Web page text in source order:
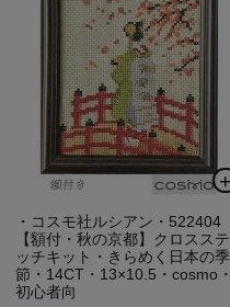
・コスモ社ルシアン・522404
【額付・秋の京都】クロスステ
ッチキット・きらめく日本の季
節・14CT・13×10.5・cosmo・
初心者向